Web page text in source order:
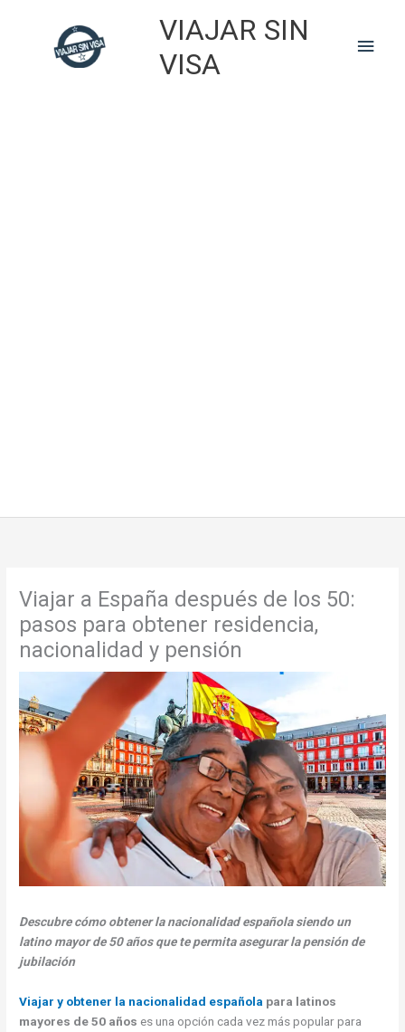
VIAJAR SIN
VISA
Main
Viajar a España después de los 50:
pasos para obtener residencia,
nacionalidad y pensión
Descubre cómo obtener la nacionalidad española siendo un
latino mayor de 50 años que te permita asegurar la pensión de
jubilación
Viajar y obtener la nacionalidad española para latinos
mayores de 50 años es una opción cada vez más popular para